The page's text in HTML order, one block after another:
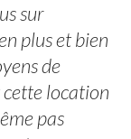
sur
plus et bien
de
location
pas